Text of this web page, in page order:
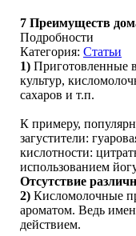
7 Преимуществ
Подробности
Категория: Статьи
1) Приготовленные
культур,
сахаров и т.п.
К примеру,
загустители:
кислотности:
использованием
Отсутствие
2) Кисломолочные
ароматом. Ведь
действием.